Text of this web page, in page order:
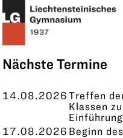
Nächste Termine
14.08.2026Treffen
Klassen
17.08.2026 Beginn
KONTAKT